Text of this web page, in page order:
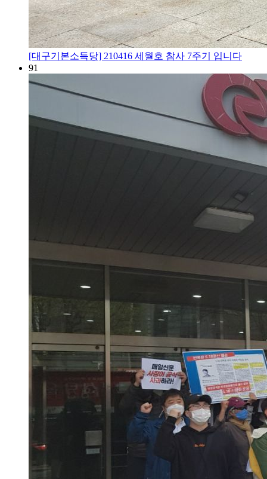
[대구기본소득당] 210416 세월호 참사 7주기 입니다
91